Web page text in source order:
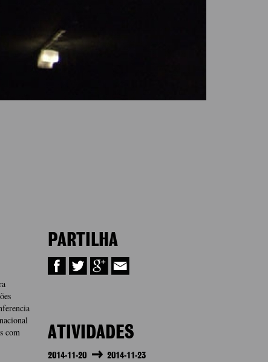
com
PARTILHA
ATIVIDADES
2014-11-20
2014-11-23